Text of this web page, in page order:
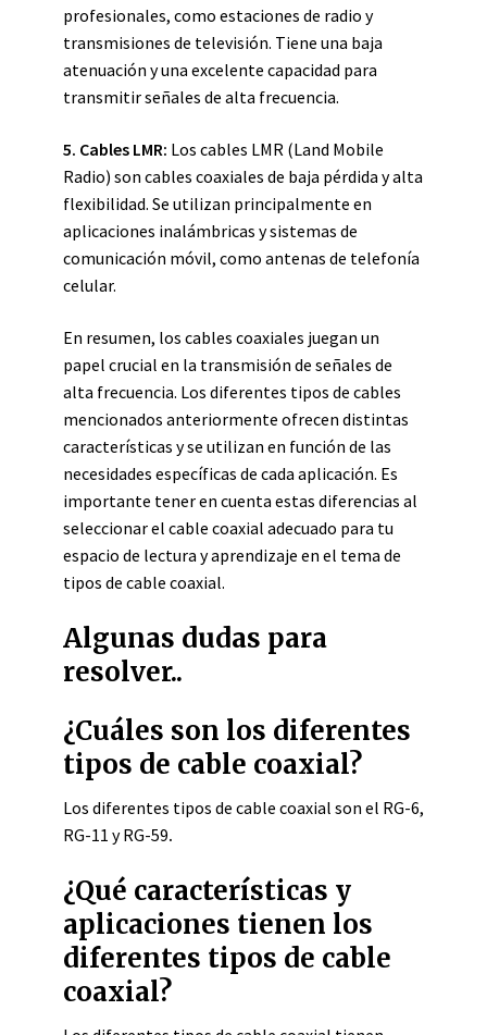
profesionales, como estaciones de radio y
transmisiones de televisión. Tiene una baja
atenuación y una excelente capacidad para
transmitir señales de alta frecuencia.
5. Cables LMR: Los cables LMR (Land Mobile
Radio) son cables coaxiales de baja pérdida y alta
flexibilidad. Se utilizan principalmente en
aplicaciones inalámbricas y sistemas de
comunicación móvil, como antenas de telefonía
celular.
En resumen, los cables coaxiales juegan un
papel crucial en la transmisión de señales de
alta frecuencia. Los diferentes tipos de cables
mencionados anteriormente ofrecen distintas
características y se utilizan en función de las
necesidades específicas de cada aplicación. Es
importante tener en cuenta estas diferencias al
seleccionar el cable coaxial adecuado para tu
espacio de lectura y aprendizaje en el tema de
tipos de cable coaxial.
Algunas dudas para
resolver..
¿Cuáles son los diferentes
tipos de cable coaxial?
Los diferentes tipos de cable coaxial son el RG-6,
RG-11 y RG-59.
¿Qué características y
aplicaciones tienen los
diferentes tipos de cable
coaxial?